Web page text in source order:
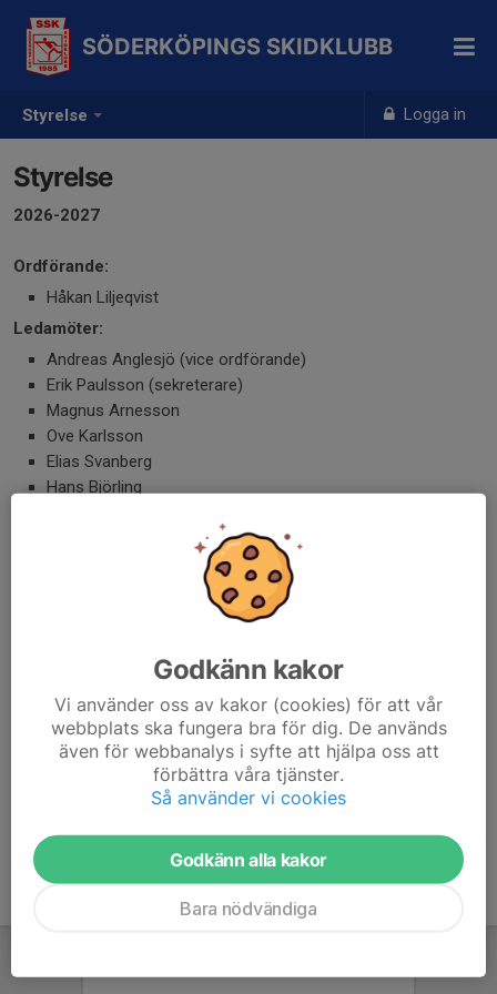
Styrelse Logga in
SÖDERKÖPINGS SKIDKLUBB
Styrelse
2026-2027
Ordförande:
Håkan Liljeqvist
Ledamöter:
Andreas Anglesjö (vice ordförande)
Erik Paulsson (sekreterare)
Magnus Arnesson
Ove Karlsson
Elias Svanberg
Hans Björling
Olle Rothman (Ungdomsrepresentant)
Albin Olofsson (Ungdomsrepresentant)
Fredrik Andersson
Stöttande roller till styrelsen:
Magnus Ringqvist, ej medlem i styrelsen
Vimol Andersson, ej medlem i styrelsen
Godkänn kakor
Vi använder oss av kakor (cookies) för att vår
webbplats ska fungera bra för dig. De används
även för webbanalys i syfte att hjälpa oss att
förbättra våra tjänster.
Så använder vi cookies
Godkänn alla kakor
Bara nödvändiga